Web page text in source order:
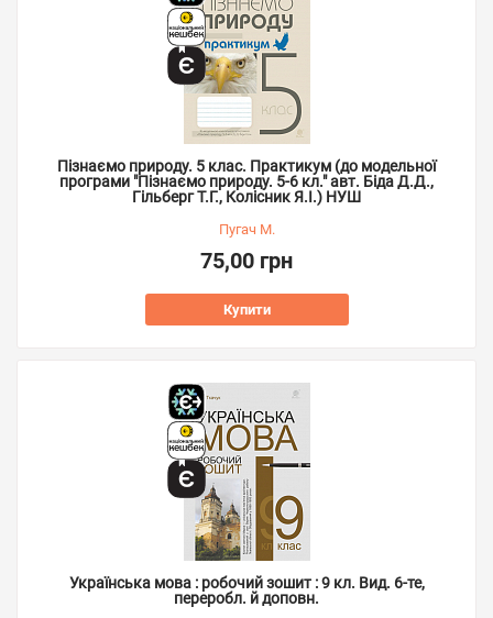
Пізнаємо природу. 5 клас. Практикум (до модельної
програми "Пізнаємо природу. 5-6 кл." авт. Біда Д.Д.,
Гільберг Т.Г., Колісник Я.І.) НУШ
Пугач М.
75,00 грн
Купити
Українська мова : робочий зошит : 9 кл. Вид. 6-те,
переробл. й доповн.